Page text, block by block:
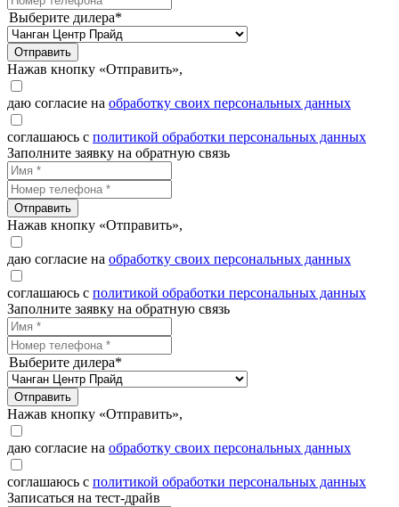
Выберите дилера*
Отправить
Нажав кнопку «Отправить»,
даю согласие на обработку своих персональных данных
соглашаюсь с политикой обработки персональных данных
Заполните заявку на обратную связь
Отправить
Нажав кнопку «Отправить»,
даю согласие на обработку своих персональных данных
соглашаюсь с политикой обработки персональных данных
Заполните заявку на обратную связь
Выберите дилера*
Отправить
Нажав кнопку «Отправить»,
даю согласие на обработку своих персональных данных
соглашаюсь с политикой обработки персональных данных
Записаться на тест-драйв